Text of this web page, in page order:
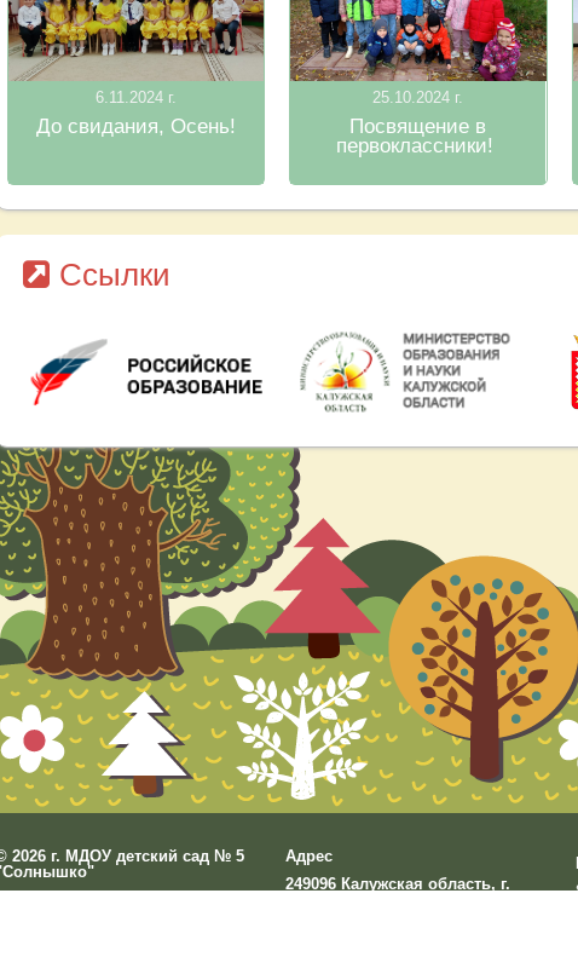
6.11.2024 г.
До свидания, Осень!
25.10.2024 г.
Посвящение в
первоклассники!
Ссылки
2026 г. МДОУ детский сад № 5
Адрес
249096 Калужская область, г.